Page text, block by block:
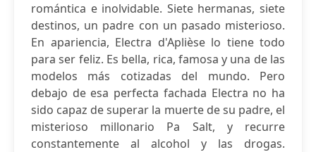
romántica e inolvidable. Siete hermanas, siete
destinos, un padre con un pasado misterioso.
En apariencia, Electra d'Aplièse lo tiene todo
para ser feliz. Es bella, rica, famosa y una de las
modelos más cotizadas del mundo. Pero
debajo de esa perfecta fachada Electra no ha
sido capaz de superar la muerte de su padre, el
misterioso millonario Pa Salt, y recurre
constantemente al alcohol y las drogas.